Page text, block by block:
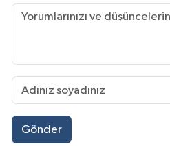
Gönder